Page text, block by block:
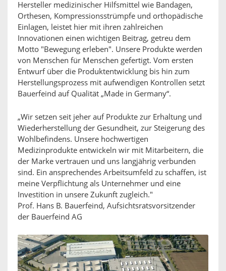
Hersteller medizinischer Hilfsmittel wie Bandagen,
Orthesen, Kompressionsstrümpfe und orthopädische
Einlagen, leistet hier mit ihren zahlreichen
Innovationen einen wichtigen Beitrag, getreu dem
Motto "Bewegung erleben". Unsere Produkte werden
von Menschen für Menschen gefertigt. Vom ersten
Entwurf über die Produktentwicklung bis hin zum
Herstellungsprozess mit aufwendigen Kontrollen setzt
Bauerfeind auf Qualität „Made in Germany“.
„Wir setzen seit jeher auf Produkte zur Erhaltung und
Wiederherstellung der Gesundheit, zur Steigerung des
Wohlbefindens. Unsere hochwertigen
Medizinprodukte entwickeln wir mit Mitarbeitern, die
der Marke vertrauen und uns langjährig verbunden
sind. Ein ansprechendes Arbeitsumfeld zu schaffen, ist
meine Verpflichtung als Unternehmer und eine
Investition in unsere Zukunft zugleich."
Prof. Hans B. Bauerfeind, Aufsichtsratsvorsitzender
der Bauerfeind AG